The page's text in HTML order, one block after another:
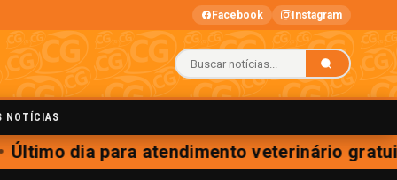
Facebook Instagram
NOTÍCIAS
dia para atendimento veterinário